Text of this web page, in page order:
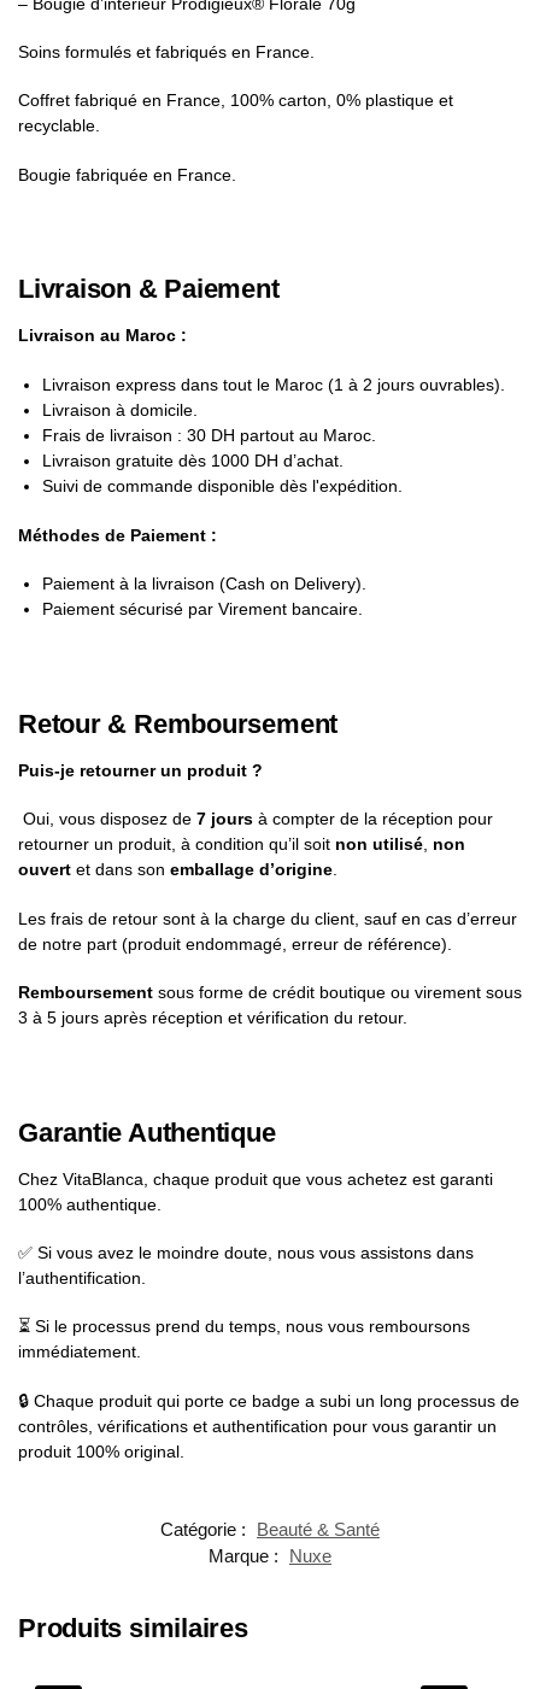
Soins formulés et fabriqués en France.
Coffret fabriqué en France, 100% carton, 0% plastique et
recyclable.
Bougie fabriquée en France.
Livraison & Paiement
Livraison au Maroc :
Livraison express dans tout le Maroc (1 à 2 jours ouvrables).
Livraison à domicile.
Frais de livraison : 30 DH partout au Maroc.
Livraison gratuite dès 1000 DH d’achat.
Suivi de commande disponible dès l'expédition.
Méthodes de Paiement :
Paiement à la livraison (Cash on Delivery).
Paiement sécurisé par Virement bancaire.
Retour & Remboursement
Puis-je retourner un produit ?
Oui, vous disposez de 7 jours à compter de la réception pour
retourner un produit, à condition qu’il soit non utilisé, non
ouvert et dans son emballage d’origine.
Les frais de retour sont à la charge du client, sauf en cas d’erreur
de notre part (produit endommagé, erreur de référence).
Remboursement sous forme de crédit boutique ou virement sous
3 à 5 jours après réception et vérification du retour.
Garantie Authentique
Chez VitaBlanca, chaque produit que vous achetez est garanti
100% authentique.
✅ Si vous avez le moindre doute, nous vous assistons dans
l’authentification.
⏳ Si le processus prend du temps, nous vous remboursons
immédiatement.
🔒 Chaque produit qui porte ce badge a subi un long processus de
contrôles, vérifications et authentification pour vous garantir un
produit 100% original.
Catégorie :
Beauté & Santé
Marque :
Nuxe
Produits similaires